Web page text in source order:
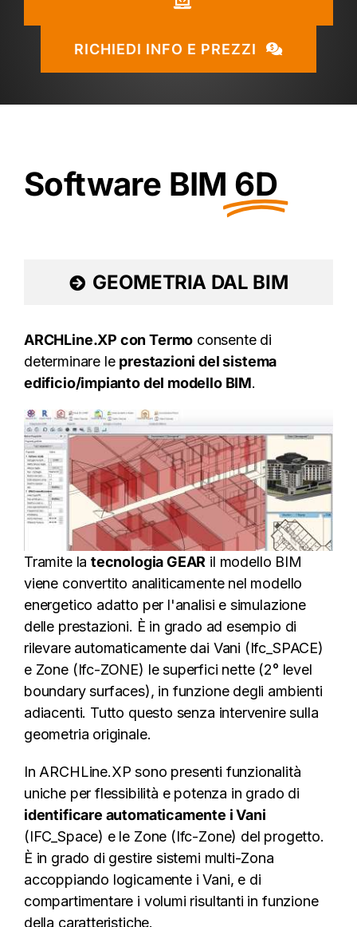
RICHIEDI INFO E PREZZI
Software BIM 6D
GEOMETRIA DAL BIM
ARCHLine.XP con Termo consente di
determinare le prestazioni del sistema
edificio/impianto del modello BIM.
Tramite la tecnologia GEAR il modello BIM
viene convertito analiticamente nel modello
energetico adatto per l'analisi e simulazione
delle prestazioni. È in grado ad esempio di
rilevare automaticamente dai Vani (Ifc_SPACE)
e Zone (Ifc-ZONE) le superfici nette (2° level
boundary surfaces), in funzione degli ambienti
adiacenti. Tutto questo senza intervenire sulla
geometria originale.
In ARCHLine.XP sono presenti funzionalità
uniche per flessibilità e potenza in grado di
identificare automaticamente i Vani
(IFC_Space) e le Zone (Ifc-Zone) del progetto.
È in grado di gestire sistemi multi-Zona
accoppiando logicamente i Vani, e di
compartimentare i volumi risultanti in funzione
della caratteristiche.